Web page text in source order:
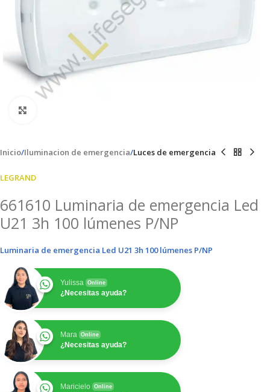
Inicio Iluminacion de emergencia Luces de emergencia
LEGRAND
661610 Luminaria de emergencia Led
U21 3h 100 lúmenes P/NP
Luminaria de emergencia Led U21 3h 100 lúmenes P/NP
Yulissa Online
¿Necesitas ayuda?
Mara Online
¿Necesitas ayuda?
Maricielo Online